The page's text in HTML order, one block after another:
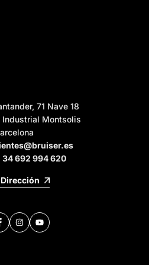
71 Nave 18
Industrial Montsolis
34 692 994 620
InstagramYouTube